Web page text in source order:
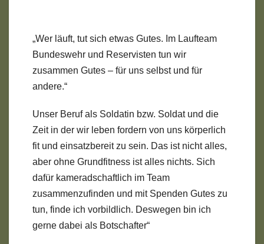
„Wer läuft, tut sich etwas Gutes. Im Laufteam
Bundeswehr und Reservisten tun wir
zusammen Gutes – für uns selbst und für
andere.“
Unser Beruf als Soldatin bzw. Soldat und die
Zeit in der wir leben fordern von uns körperlich
fit und einsatzbereit zu sein. Das ist nicht alles,
aber ohne Grundfitness ist alles nichts. Sich
dafür kameradschaftlich im Team
zusammenzufinden und mit Spenden Gutes zu
tun, finde ich vorbildlich. Deswegen bin ich
gerne dabei als Botschafter“